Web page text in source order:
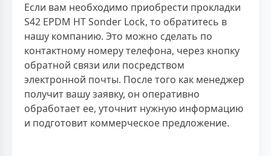
Если вам необходимо приобрести прокладки
S42 EPDM HT Sonder Lock, то обратитесь в
нашу компанию. Это можно сделать по
контактному номеру телефона, через кнопку
обратной связи или посредством
электронной почты. После того как менеджер
получит вашу заявку, он оперативно
обработает ее, уточнит нужную информацию
и подготовит коммерческое предложение.